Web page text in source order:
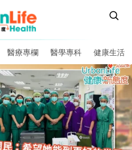
醫療專欄 醫學專科 健康生活